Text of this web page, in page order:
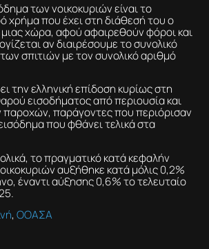
των νοικοκυριών είναι το
χρήμα που έχει στη διάθεσή του ο
μιας χώρα, αφού αφαιρεθούν φόροι και
αν διαιρέσουμε το συνολικό
σπιτιών με τον συνολικό αριθμό
την ελληνική επίδοση κυρίως στη
εισοδήματος από περιουσία και
παροχών, παράγοντες που περιόρισαν
που φθάνει τελικά στα
το πραγματικό κατά κεφαλήν
αυξήθηκε κατά μόλις 0,2%
έναντι αύξησης 0,6% το τελευταίο
, ΟΟΑΣΑ